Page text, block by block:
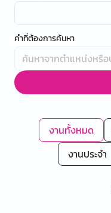
คำที่ต้องการค้นหา
งานทั้งหมด
งานประจำ